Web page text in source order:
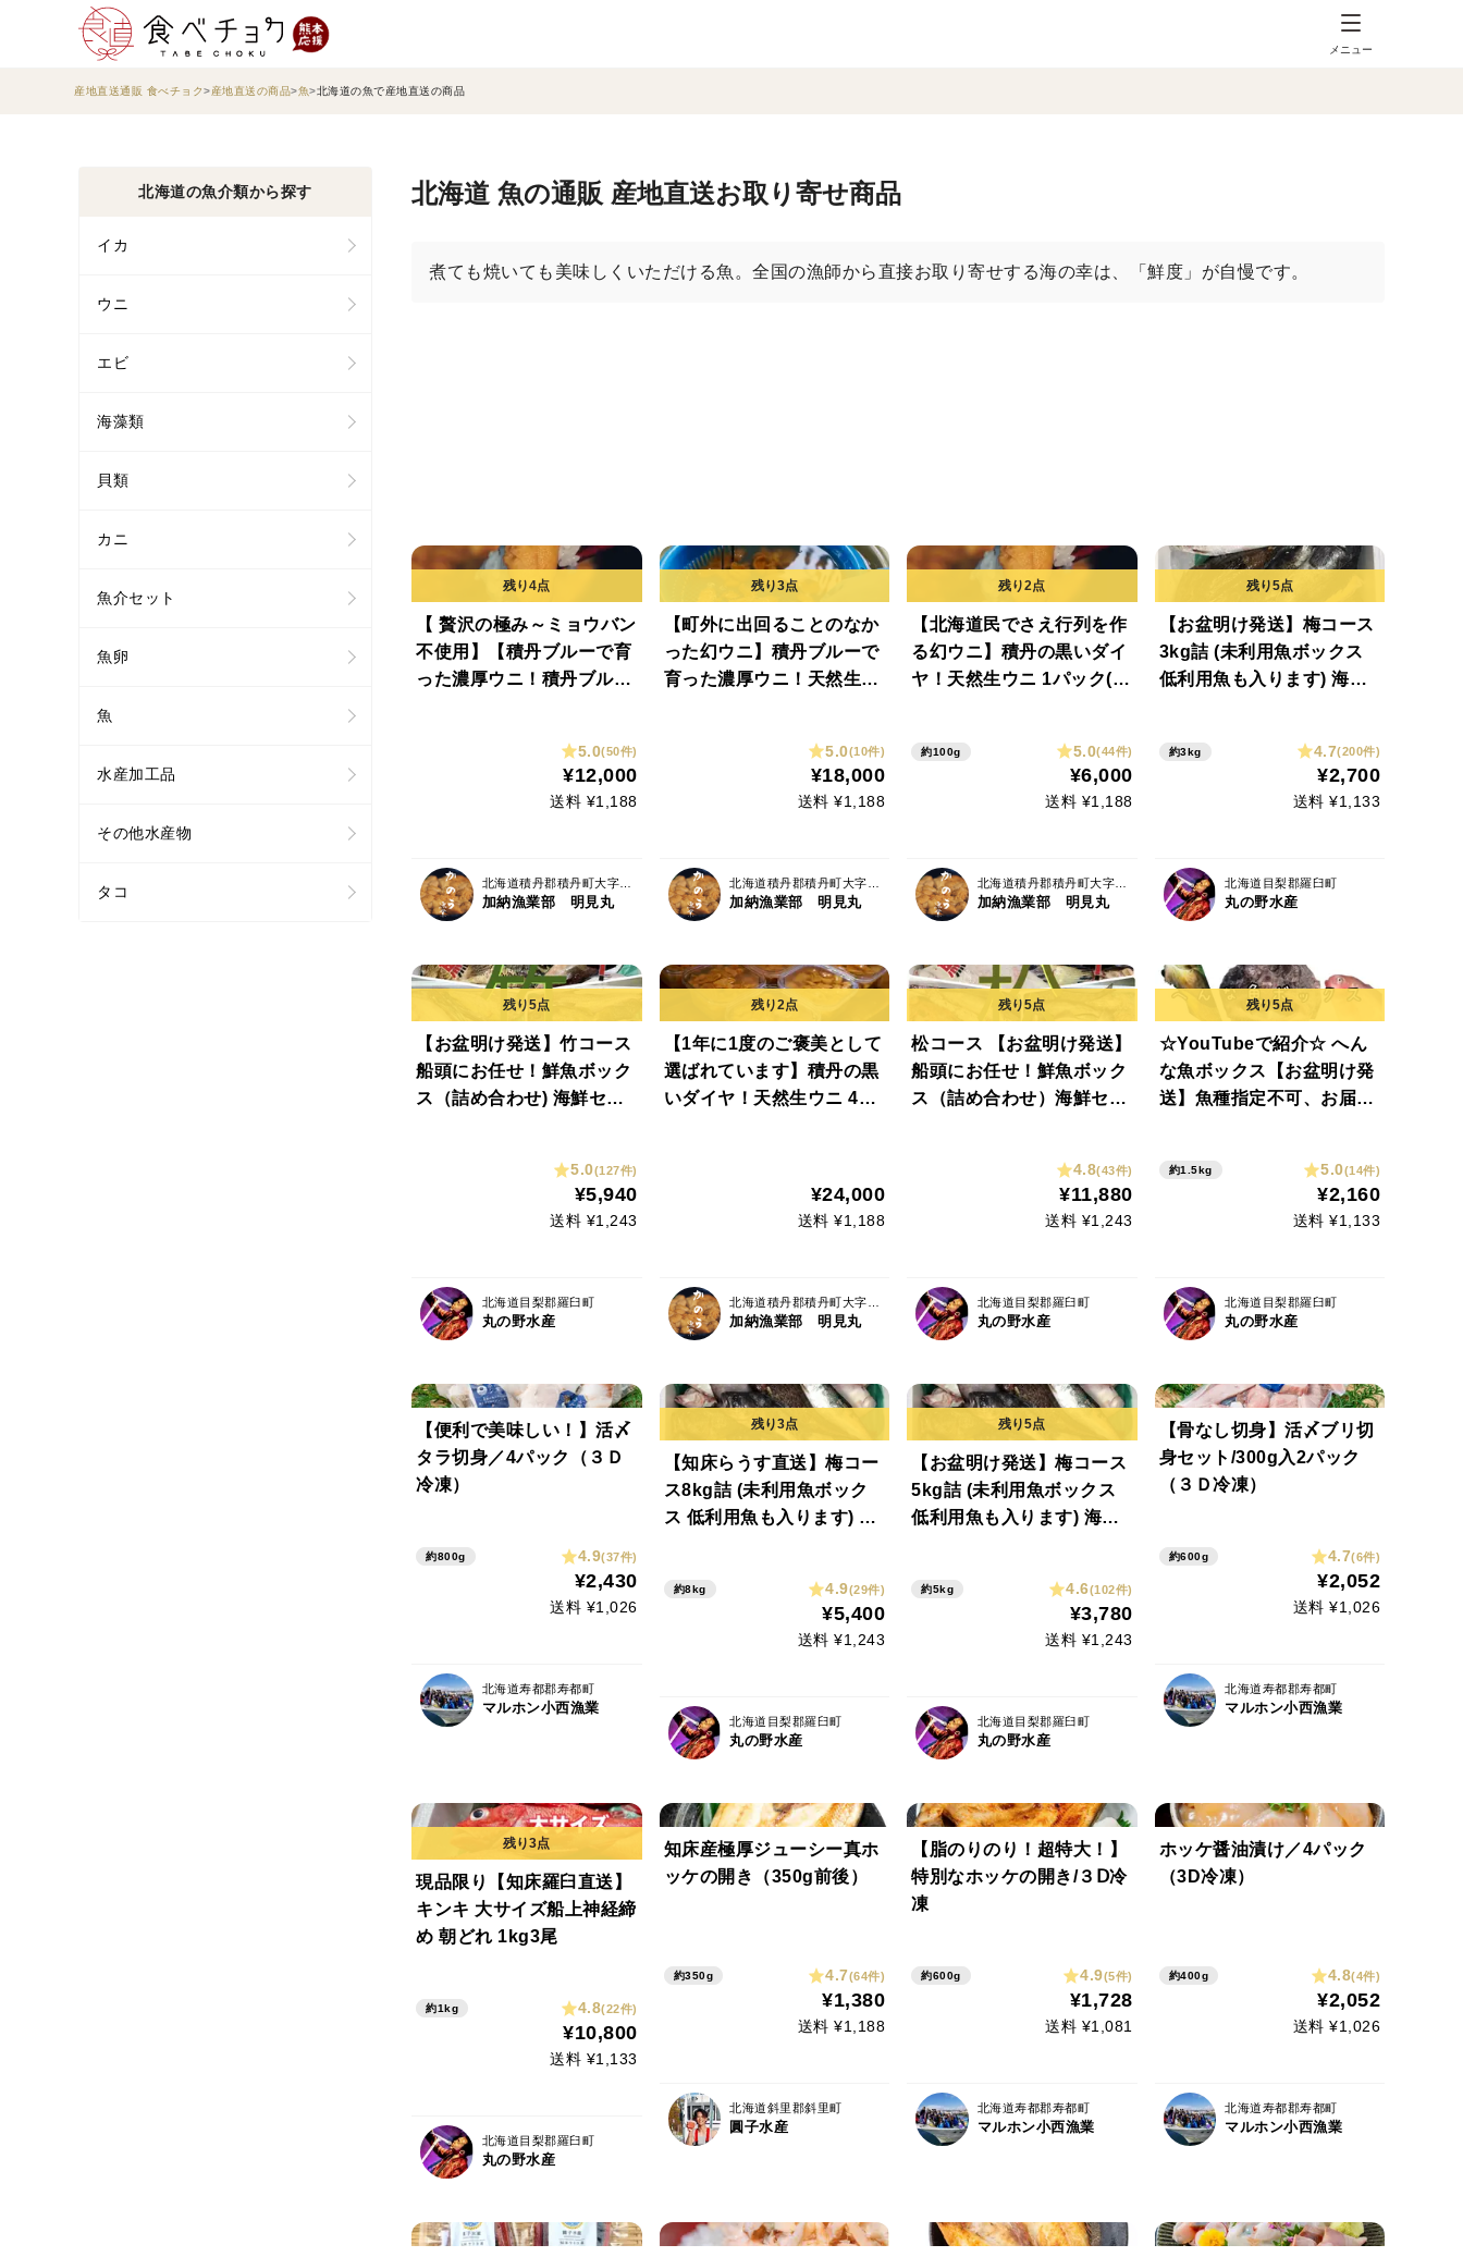
メニュー
産地直送通販 食べチョク 産地直送の商品 魚 北海道の魚で産地直送の商品
北海道 魚の通販 産地直送お取り寄せ商品
煮ても焼いても美味しくいただける魚。全国の漁師から直接お取り寄せする海の幸は、「鮮度」が自慢です。
【 贅沢の極み～ミョウバン
不使用】【積丹ブルーで育
った濃厚ウニ！積丹ブルー
5.0(50件)
¥12,000
送料 ¥1,188
北海道積丹郡積丹町大字日司町
加納漁業部 明見丸
【町外に出回ることのなか
った幻ウニ】積丹ブルーで
育った濃厚ウニ！天然生ウ
5.0(10件)
¥18,000
送料 ¥1,188
北海道積丹郡積丹町大字日司町
加納漁業部 明見丸
【北海道民でさえ行列を作
る幻ウニ】積丹の黒いダイ
ヤ！天然生ウニ 1パック(10
約100g 5.0(44件)
¥6,000
送料 ¥1,188
北海道積丹郡積丹町大字日司町
加納漁業部 明見丸
【お盆明け発送】梅コース
3kg詰 (未利用魚ボックス
低利用魚も入ります) 海鮮
約3kg 4.7(200件)
¥2,700
送料 ¥1,133
北海道目梨郡羅臼町
丸の野水産
【お盆明け発送】竹コース
船頭にお任せ！鮮魚ボック
ス（詰め合わせ) 海鮮セッ
5.0(127件)
¥5,940
送料 ¥1,243
北海道目梨郡羅臼町
丸の野水産
【1年に1度のご褒美として
選ばれています】積丹の黒
いダイヤ！天然生ウニ 4パ
¥24,000
送料 ¥1,188
加納漁業部 明見丸
松コース 【お盆明け発送】
船頭にお任せ！鮮魚ボック
ス（詰め合わせ）海鮮セッ
4.8(43件)
¥11,880
送料 ¥1,243
北海道目梨郡羅臼町
丸の野水産
☆YouTubeで紹介☆ へん
な魚ボックス【お盆明け発
送】魚種指定不可、お届け
約1.5kg 5.0(14件)
¥2,160
送料 ¥1,133
北海道目梨郡羅臼町
丸の野水産
【便利で美味しい！】活〆
タラ切身／4パック（３Ｄ
冷凍）
約800g 4.9(37件)
¥2,430
送料 ¥1,026
北海道寿都郡寿都町
マルホン小西漁業
【知床らうす直送】梅コー
ス8kg詰 (未利用魚ボック
ス 低利用魚も入ります) 海
約8kg 4.9(29件)
¥5,400
送料 ¥1,243
北海道目梨郡羅臼町
丸の野水産
【お盆明け発送】梅コース
5kg詰 (未利用魚ボックス
低利用魚も入ります) 海鮮
約5kg 4.6(102件)
¥3,780
送料 ¥1,243
北海道目梨郡羅臼町
丸の野水産
【骨なし切身】活〆ブリ切
身セット/300g入2パック
（３Ｄ冷凍）
約600g 4.7(6件)
¥2,052
送料 ¥1,026
北海道寿都郡寿都町
マルホン小西漁業
現品限り【知床羅臼直送】
キンキ 大サイズ船上神経締
め 朝どれ 1kg3尾
約1kg 4.8(22件)
¥10,800
送料 ¥1,133
北海道目梨郡羅臼町
丸の野水産
知床産極厚ジューシー真ホ
ッケの開き（350g前後）
約350g 4.7(64件)
¥1,380
送料 ¥1,188
北海道斜里郡斜里町
圓子水産
【脂のりのり！超特大！】
特別なホッケの開き/３Ⅾ冷
凍
約600g 4.9(5件)
¥1,728
送料 ¥1,081
北海道寿都郡寿都町
マルホン小西漁業
ホッケ醤油漬け／4パック
（3D冷凍）
約400g 4.8(4件)
¥2,052
送料 ¥1,026
北海道寿都郡寿都町
マルホン小西漁業
北海道の魚介類から探す
イカ
ウニ
エビ
海藻類
貝類
カニ
魚介セット
魚卵
魚
水産加工品
その他水産物
タコ